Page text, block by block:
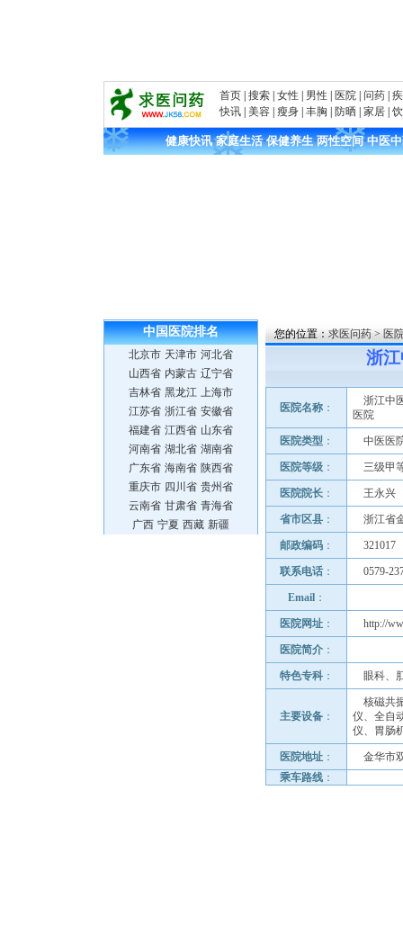
首页 搜索 女性 男性 医院 问药
快讯 美容 瘦身 丰胸 防晒 家居
健康快讯·家庭生活·保健养生·两性空间·中医
中国医院排名
北京市 天津市 河北省
山西省 内蒙古 辽宁省
吉林省 黑龙江 上海市
江苏省 浙江省 安徽省
福建省 江西省 山东省
河南省 湖北省 湖南省
广东省 海南省 陕西省
重庆市 四川省 贵州省
云南省 甘肃省 青海省
广西 宁夏 西藏 新疆
您的位置：求医问药 > 医
浙
医院名称：
浙江中
医院
医院类型： 中医医
医院等级： 三级甲
医院院长： 王永兴
省市区县： 浙江省
邮政编码： 321017
联系电话： 0579-
Email：
医院网址： http://
医院简介：
特色专科： 眼科、
主要设备：
核磁共
仪、全自
仪、胃肠
医院地址：
金华市
乘车路线：